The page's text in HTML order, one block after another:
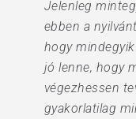
Jelenleg
ebben a
hogy
jó lenne, hogy
végezhessen
gyakorlatilag